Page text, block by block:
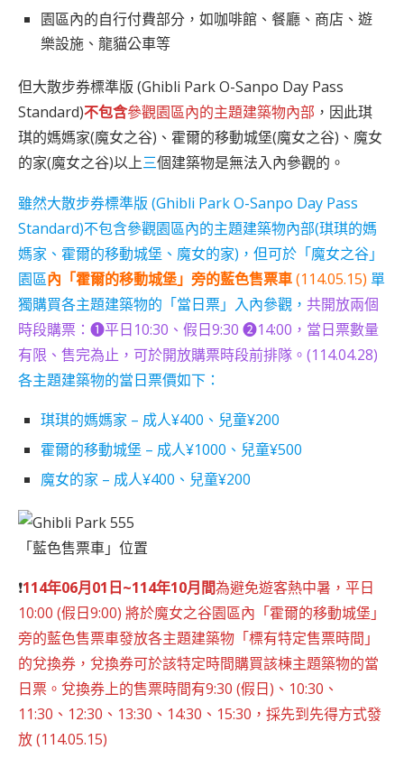
園區內的自行付費部分，如咖啡館、餐廳、商店、遊
樂設施、龍貓公車等
但大散步券標準版 (Ghibli Park O-Sanpo Day Pass
Standard)不包含參觀園區內的主題建築物內部 ，因此琪
琪的媽媽家(魔女之谷)、霍爾的移動城堡(魔女之谷)、魔女
的家(魔女之谷)以上三個建築物是無法入內參觀的。
雖然大散步券標準版 (Ghibli Park O-Sanpo Day Pass
Standard)不包含參觀園區內的主題建築物內部(琪琪的媽
媽家、霍爾的移動城堡、魔女的家)，但可於「魔女之谷」
園區內「霍爾的移動城堡」旁的藍色售票車(114.05.15) 單
獨購買各主題建築物的「當日票」入內參觀， 共開放兩個
時段購票：➊平日10:30、假日9:30 ➋14:00，當日票數量
有限、售完為止，可於開放購票時段前排隊。(114.04.28)
各主題建築物的當日票價如下：
琪琪的媽媽家 – 成人¥400、兒童¥200
霍爾的移動城堡 – 成人¥1000、兒童¥500
魔女的家 – 成人¥400、兒童¥200
「藍色售票車」位置
❗114年06月01日~114年10月間為避免遊客熱中暑，平日
10:00 (假日9:00) 將於魔女之谷園區內「霍爾的移動城堡」
旁的藍色售票車發放各主題建築物「標有特定售票時間」
的兌換券，兌換券可於該特定時間購買該棟主題築物的當
日票。兌換券上的售票時間有9:30 (假日)、10:30、
11:30、12:30、13:30、14:30、15:30，採先到先得方式發
放 (114.05.15)